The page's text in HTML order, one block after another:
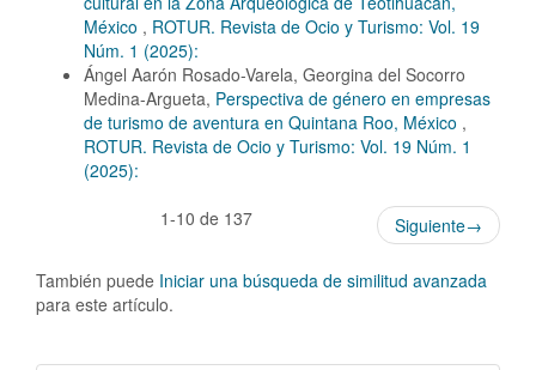
México , ROTUR. Revista de Ocio y Turismo: Vol. 19
Núm. 1 (2025):
Ángel Aarón Rosado-Varela, Georgina del Socorro
Medina-Argueta, Perspectiva de género en empresas
de turismo de aventura en Quintana Roo, México ,
ROTUR. Revista de Ocio y Turismo: Vol. 19 Núm. 1
(2025):
1-10 de 137
Siguiente→
También puede Iniciar una búsqueda de similitud avanzada
para este artículo.